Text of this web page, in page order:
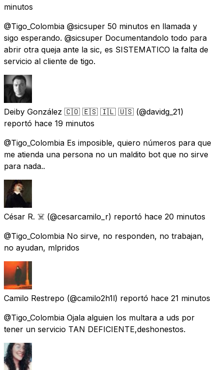
minutos
@Tigo_Colombia @sicsuper 50 minutos en llamada y
sigo esperando. @sicsuper Documentandolo todo para
abrir otra queja ante la sic, es SISTEMATICO la falta de
servicio al cliente de tigo.
Deiby González 🇨🇴 🇪🇸 🇮🇱 🇺🇸 (@davidg_21)
reportó hace 19 minutos
@Tigo_Colombia Es imposible, quiero números para que
me atienda una persona no un maldito bot que no sirve
para nada..
César R. ☠️ (@cesarcamilo_r) reportó hace 20 minutos
@Tigo_Colombia No sirve, no responden, no trabajan,
no ayudan, mlpridos
Camilo Restrepo (@camilo2h1l) reportó hace 21 minutos
@Tigo_Colombia Ojala alguien los multara a uds por
tener un servicio TAN DEFICIENTE,deshonestos.